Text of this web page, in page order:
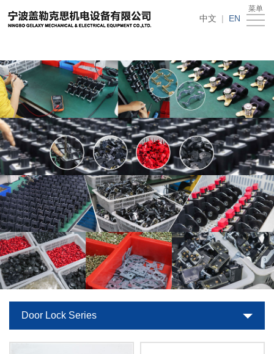
在线买世界杯平台 菜单
中文 | EN
Home
Us
News
Products
Recruitment
Download
Feedback
Contact
Us
Door Lock Series